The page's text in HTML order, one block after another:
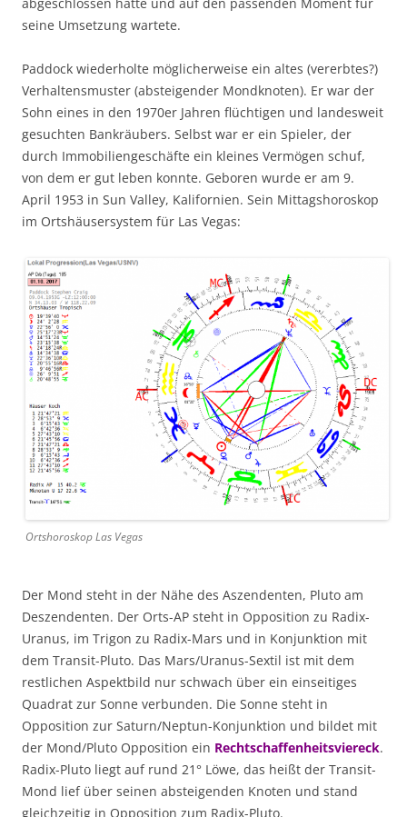
seine Umsetzung wartete.
Paddock wiederholte möglicherweise ein altes (vererbtes?)
Verhaltensmuster (absteigender Mondknoten). Er war der
Sohn eines in den 1970er Jahren flüchtigen und landesweit
gesuchten Bankräubers. Selbst war er ein Spieler, der
durch Immobiliengeschäfte ein kleines Vermögen schuf,
von dem er gut leben konnte. Geboren wurde er am 9.
April 1953 in Sun Valley, Kalifornien. Sein Mittagshoroskop
im Ortshäusersystem für Las Vegas:
Ortshoroskop Las Vegas
Der Mond steht in der Nähe des Aszendenten, Pluto am
Deszendenten. Der Orts-AP steht in Opposition zu Radix-
Uranus, im Trigon zu Radix-Mars und in Konjunktion mit
dem Transit-Pluto. Das Mars/Uranus-Sextil ist mit dem
restlichen Aspektbild nur schwach über ein einseitiges
Quadrat zur Sonne verbunden. Die Sonne steht in
Opposition zur Saturn/Neptun-Konjunktion und bildet mit
der Mond/Pluto Opposition ein Rechtschaffenheitsviereck.
Radix-Pluto liegt auf rund 21° Löwe, das heißt der Transit-
Mond lief über seinen absteigenden Knoten und stand
gleichzeitig in Opposition zum Radix-Pluto.